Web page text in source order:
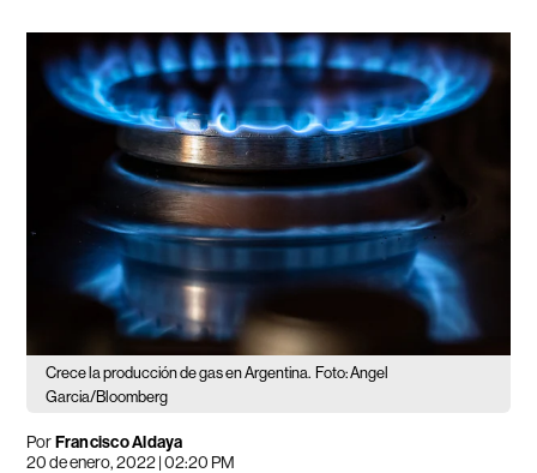
Crece la producción de gas en Argentina. Foto: Angel
Garcia/Bloomberg
PorFrancisco Aldaya
20 de enero, 2022 | 02:20 PM